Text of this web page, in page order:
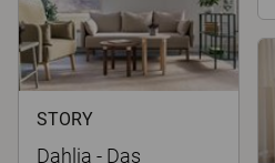
STORY
Dahlia - Das